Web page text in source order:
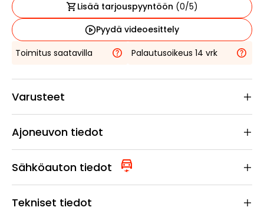
Lisää tarjouspyyntöön (0/5)
Pyydä videoesittely
Toimitus saatavilla
Palautusoikeus 14 vrk
Varusteet
Ajoneuvon tiedot
Sähköauton tiedot
Tekniset tiedot